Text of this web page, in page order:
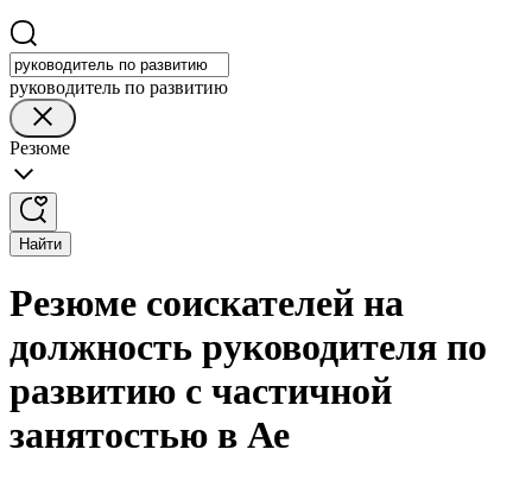
руководитель по развитию
Резюме
Найти
Резюме соискателей на
должность руководителя по
развитию с частичной
занятостью в Ае